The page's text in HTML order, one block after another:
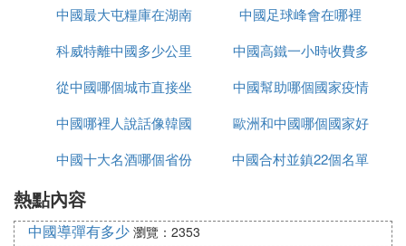
狀感染者
中國最大屯糧庫在湖南
哪裡
中國足球峰會在哪裡
科威特離中國多少公里
中國高鐵一小時收費多
少
從中國哪個城市直接坐
大巴去越南
中國幫助哪個國家疫情
中國哪裡人說話像韓國
話
歐洲和中國哪個國家好
玩
中國十大名酒哪個省份
中國合村並鎮22個名單
熱點內容
中國導彈有多少 瀏覽：2353